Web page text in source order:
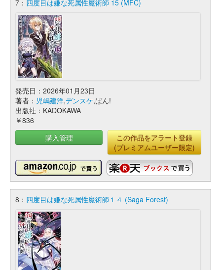
7： 四度目は嫌な死属性魔術師 15 (MFC)
発売日：2026年01月23日
著者： 児嶋建洋,デンスケ,ばん!
出版社：KADOKAWA
￥836
購入管理
この作品をアラート登録
(プレミアムユーザー限定)
8： 四度目は嫌な死属性魔術師１４ (Saga Forest)